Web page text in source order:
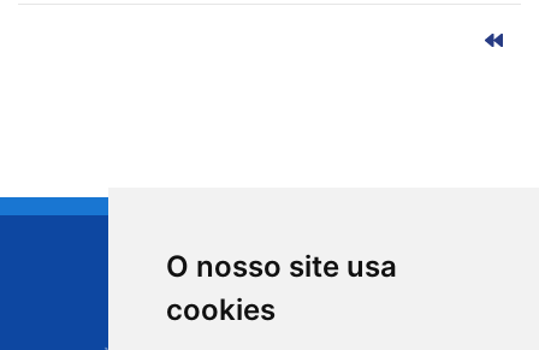
O nosso site usa
cookiesCIDADE DE
Carapicuíba